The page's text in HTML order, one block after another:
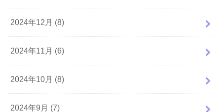
2024年12月 (8)
2024年11月 (6)
2024年10月 (8)
2024年9月 (7)